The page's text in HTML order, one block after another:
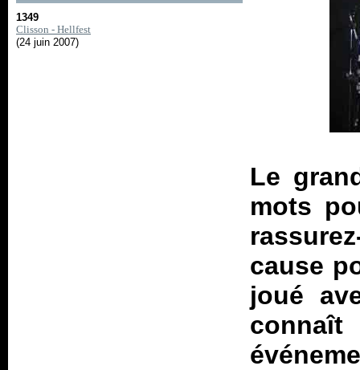
1349
Clisson - Hellfest
(24 juin 2007)
Le
mots
cause
joué